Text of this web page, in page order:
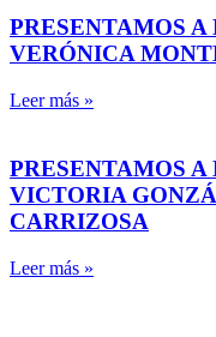
PRESENTAMOS
VERÓNICA
Leer más »
PRESENTAMOS A
VICTORIA
CARRIZOSA
Leer más »